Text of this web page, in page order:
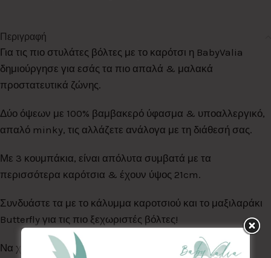
Περιγραφή
Για τις πιο στυλάτες βόλτες με το καρότσι η BabyValia
δημιούργησε για εσάς τα πιο απαλά & μαλακά
προστατευτικά ζώνης.
Δύο όψεων με 100% βαμβακερό ύφασμα & υποαλλεργικό,
απαλό minky, τις αλλάζετε ανάλογα με τη διάθεσή σας.
Με 3 κουμπάκια, είναι απόλυτα συμβατά με τα
περισσότερα καρότσια & έχουν ύψος 21cm.
Συνδυάστε τα με το κάλυμμα καροτσιού και το μαξιλαράκι
Butterfly για τις πιο ξεχωριστές βόλτες!
Να χρησιμοποιούνται πάντα υπό την επίβλεψη ενός